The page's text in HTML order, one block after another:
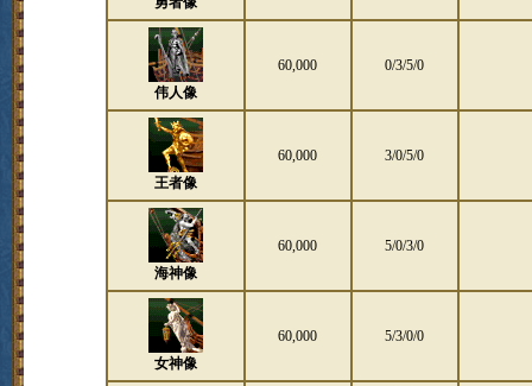
伟人像
60,000 0/3/5/0
王者像
60,000 3/0/5/0
海神像
60,000 5/0/3/0
女神像
60,000 5/3/0/0